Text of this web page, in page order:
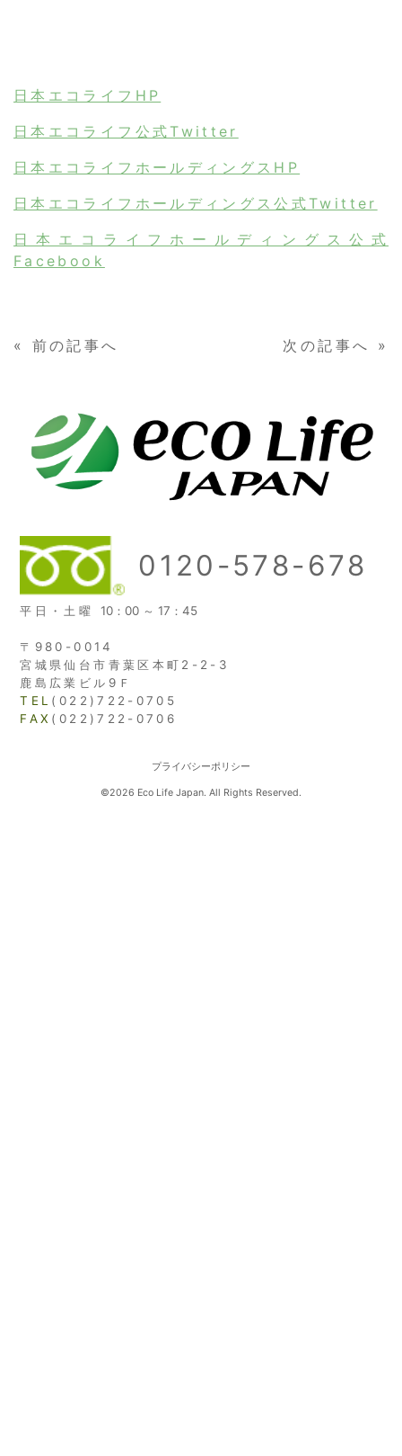
日本エコライフHP
日本エコライフ公式Twitter
日本エコライフホールディングスHP
日本エコライフホールディングス公式Twitter
日本エコライフホールディングス公式
Facebook
« 前の記事へ 次の記事へ »
0120-578-678
平日・土曜 10：00 ～ 17：45
〒980-0014
宮城県仙台市青葉区本町2-2-3
鹿島広業ビル9Ｆ
TEL (022)722-0705
FAX (022)722-0706
プライバシーポリシー
©2026 Eco Life Japan. All Rights Reserved.